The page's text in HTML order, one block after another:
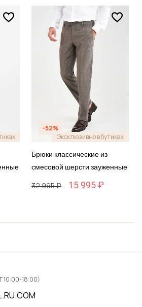
-52%
Эксклюзивно в бутиках
Брюки классические из
смесовой шерсти зауженные
32 995 ₽ 15 995 ₽
10:00-18:00)